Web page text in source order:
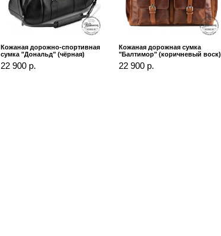
Кожаная дорожно-спортивная
сумка "Дональд" (чёрная)
22 900 р.
Кожаная дорожная сумка
"Балтимор" (коричневый воск)
22 900 р.